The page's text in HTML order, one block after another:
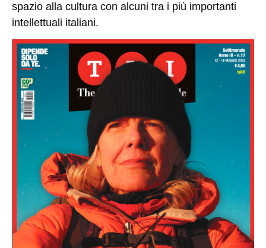
spazio alla cultura con alcuni tra i più importanti
intellettuali italiani.